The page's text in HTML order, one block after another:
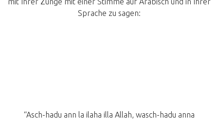
Sprache zu sagen:
“Asch-hadu ann la ilaha illa Allah, wasch-hadu anna